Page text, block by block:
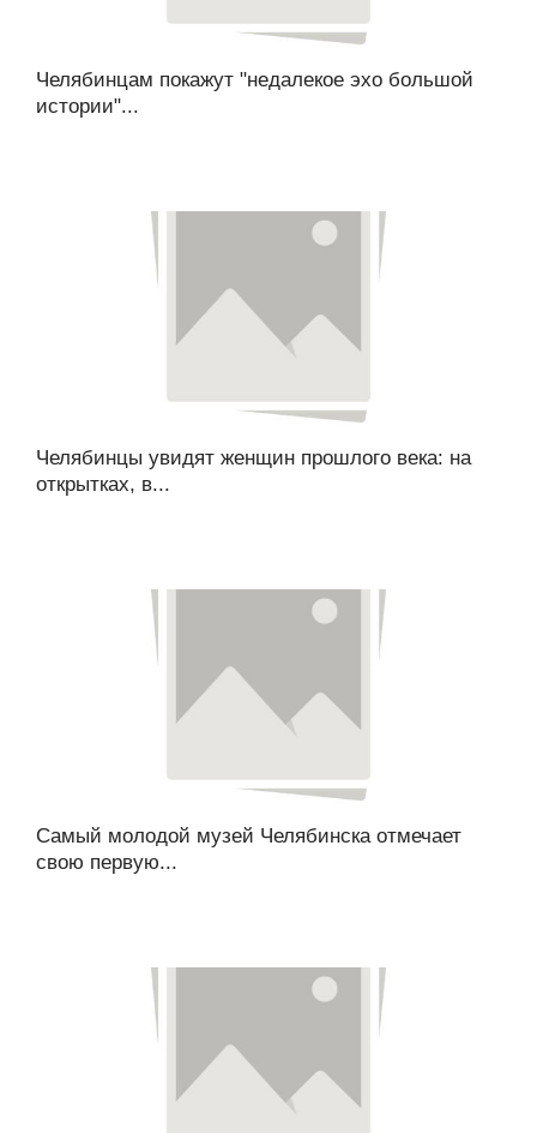
Челябинцам покажут "недалекое эхо большой
истории"...
Челябинцы увидят женщин прошлого века: на
открытках, в...
Самый молодой музей Челябинска отмечает
свою первую...